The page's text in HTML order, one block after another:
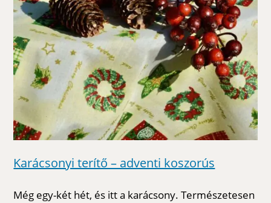
Karácsonyi terítő – adventi koszorús
Még egy-két hét, és itt a karácsony. Természetesen